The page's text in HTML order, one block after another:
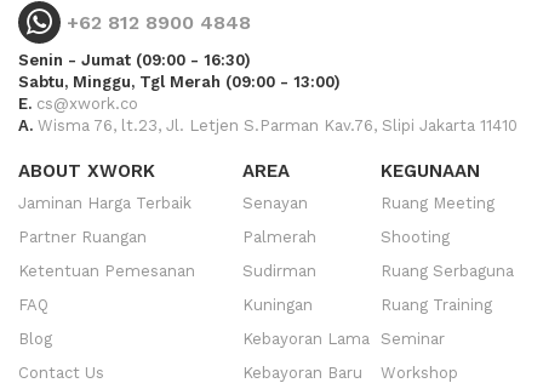
+62 812 8900 4848
Senin - Jumat (09:00 - 16:30)
Sabtu, Minggu, Tgl Merah (09:00 - 13:00)
E. cs@xwork.co
A. Wisma 76, lt.23, Jl. Letjen S.Parman Kav.76, Slipi Jakarta 11410
ABOUT XWORK
Jaminan Harga Terbaik
Partner Ruangan
Ketentuan Pemesanan
FAQ
Blog
Contact Us
AREA
Senayan
Palmerah
Sudirman
Kuningan
Kebayoran Lama
Kebayoran Baru
KEGUNAAN
Ruang Meeting
Shooting
Ruang Serbaguna
Ruang Training
Seminar
Workshop